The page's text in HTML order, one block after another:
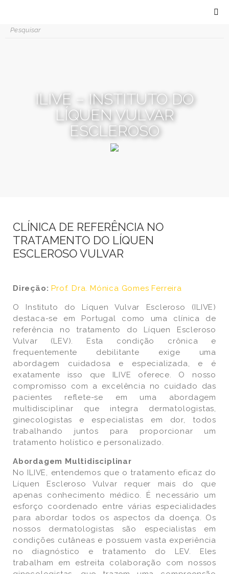
ILIVE – INSTITUTO DO
LÍQUEN VULVAR
ESCLEROSO
CLÍNICA DE REFERÊNCIA NO
TRATAMENTO DO LÍQUEN
ESCLEROSO VULVAR
Direção: Prof. Dra. Mónica Gomes Ferreira
O Instituto do Líquen Vulvar Escleroso (ILIVE)
destaca-se em Portugal como uma clínica de
referência no tratamento do Líquen Escleroso
Vulvar (LEV). Esta condição crônica e
frequentemente debilitante exige uma
abordagem cuidadosa e especializada, e é
exatamente isso que ILIVE oferece. O nosso
compromisso com a excelência no cuidado das
pacientes reflete-se em uma abordagem
multidisciplinar que integra dermatologistas,
ginecologistas e especialistas em dor, todos
trabalhando juntos para proporcionar um
tratamento holístico e personalizado.
Abordagem Multidisciplinar
No ILIVE, entendemos que o tratamento eficaz do
Líquen Escleroso Vulvar requer mais do que
apenas conhecimento médico. É necessário um
esforço coordenado entre várias especialidades
para abordar todos os aspectos da doença. Os
nossos dermatologistas são especialistas em
condições cutâneas e possuem vasta experiência
no diagnóstico e tratamento do LEV. Eles
trabalham em estreita colaboração com nossos